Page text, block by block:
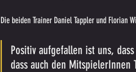
Die beiden Trainer Daniel Tappler und Florian
Positiv aufgefallen ist uns,
dass auch den